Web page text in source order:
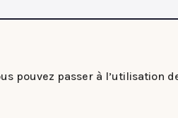
pouvez passer à